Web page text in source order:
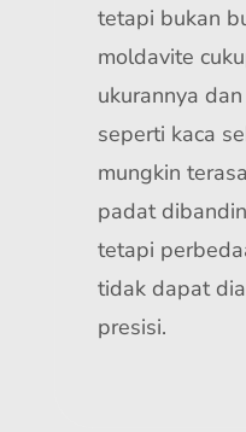
tetapi bukan
moldavite
ukurannya
seperti kaca
mungkin
padat
tetapi
tidak dapat
presisi.